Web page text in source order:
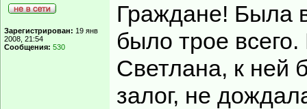
Зарегистрирован: 19 янв
2008, 21:54
Сообщения: 530
Граждане! Была
было трое
Светлана, к ней
залог, не